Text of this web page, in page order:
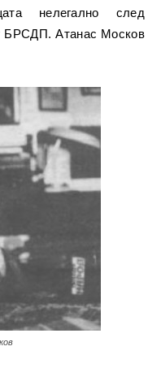
нелегално след
БРСДП. Атанас Москов